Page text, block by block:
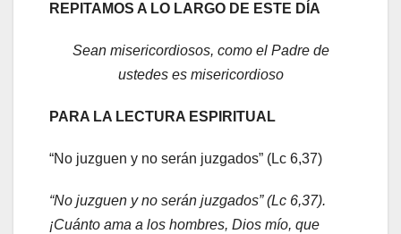
REPITAMOS A LO LARGO DE ESTE DÍA
Sean misericordiosos, como el Padre de
ustedes es misericordioso
PARA LA LECTURA ESPIRITUAL
“No juzguen y no serán juzgados” (Lc 6,37)
“No juzguen y no serán juzgados” (Lc 6,37).
¡Cuánto ama a los hombres, Dios mío, que